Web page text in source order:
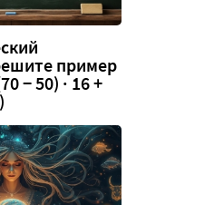
пример
− 50) · 16 +